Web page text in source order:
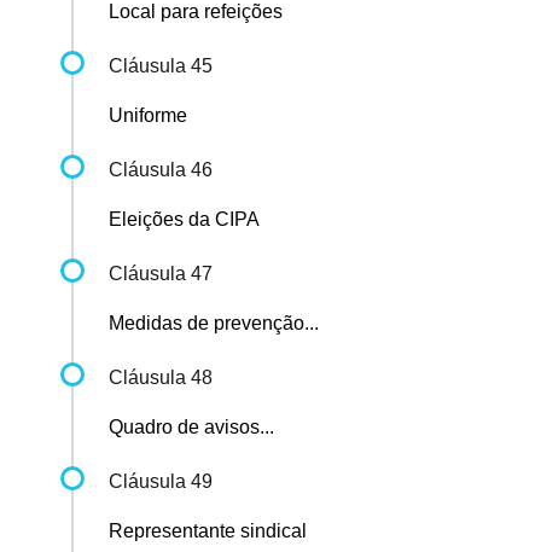
Local para refeições
Cláusula 45
Uniforme
Cláusula 46
Eleições da CIPA
Cláusula 47
Medidas de prevenção...
Cláusula 48
Quadro de avisos...
Cláusula 49
Representante sindical